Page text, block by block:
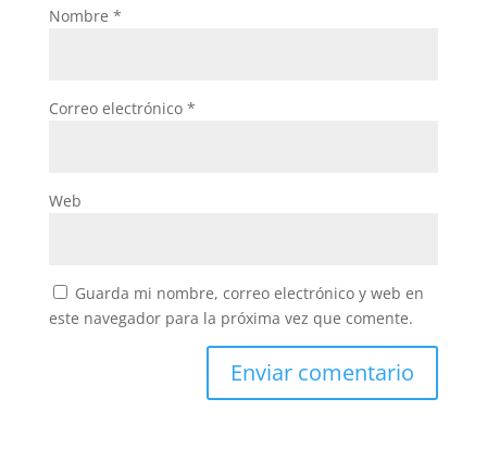
Nombre *
Correo electrónico *
Web
Guarda mi nombre, correo electrónico y web en
este navegador para la próxima vez que comente.